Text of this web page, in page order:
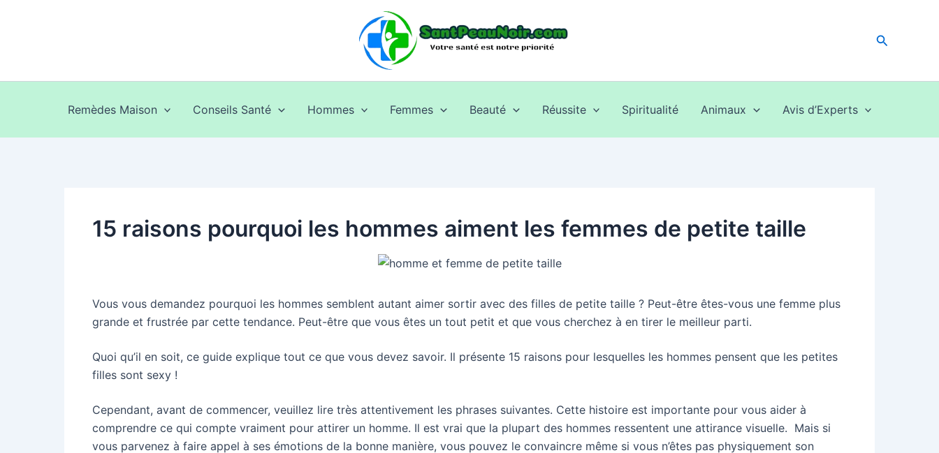
Remèdes Maison Conseils Santé Hommes Femmes Beauté Réussite Spiritualité Animaux Avis d’Experts
15 raisons pourquoi les hommes aiment les femmes de petite taille
Vous vous demandez pourquoi les hommes semblent autant aimer sortir avec des filles de petite taille ? Peut-être êtes-vous une femme plus
grande et frustrée par cette tendance. Peut-être que vous êtes un tout petit et que vous cherchez à en tirer le meilleur parti.
Quoi qu’il en soit, ce guide explique tout ce que vous devez savoir. Il présente 15 raisons pour lesquelles les hommes pensent que les petites
filles sont sexy !
Cependant, avant de commencer, veuillez lire très attentivement les phrases suivantes. Cette histoire est importante pour vous aider à
comprendre ce qui compte vraiment pour attirer un homme. Il est vrai que la plupart des hommes ressentent une attirance visuelle. Mais si
vous parvenez à faire appel à ses émotions de la bonne manière, vous pouvez le convaincre même si vous n’êtes pas physiquement son